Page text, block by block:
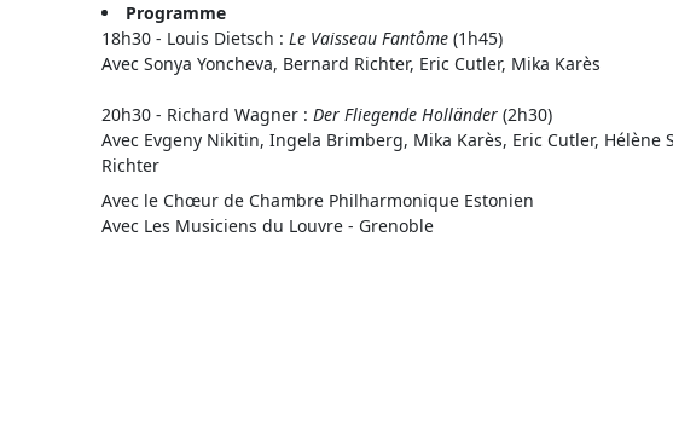
Programme
18h30 - Louis Dietsch : Le Vaisseau Fantôme (1h45)
Avec Sonya Yoncheva, Bernard Richter, Eric Cutler, Mika Karès
20h30 - Richard Wagner : Der Fliegende Holländer (2h30)
Avec Evgeny Nikitin, Ingela Brimberg, Mika Karès, Eric Cutler, Hélène
Richter
Avec le Chœur de Chambre Philharmonique Estonien
Avec Les Musiciens du Louvre - Grenoble